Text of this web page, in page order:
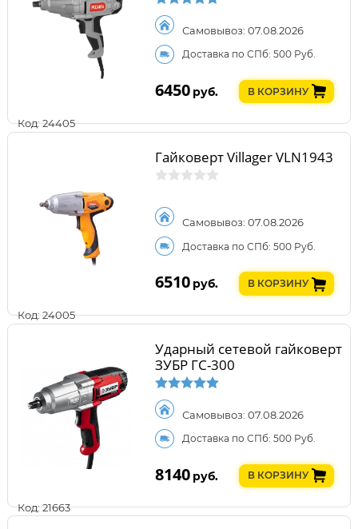
Код: 24405
Самовывоз: 07.08.2026
Доставка по СПб: 500 Руб.
6450 руб. В КОРЗИНУ
Код: 24005
Гайковерт Villager VLN1943
Самовывоз: 07.08.2026
Доставка по СПб: 500 Руб.
6510 руб. В КОРЗИНУ
Код: 21663
Ударный сетевой гайковерт
ЗУБР ГС-300
Самовывоз: 07.08.2026
Доставка по СПб: 500 Руб.
8140 руб. В КОРЗИНУ